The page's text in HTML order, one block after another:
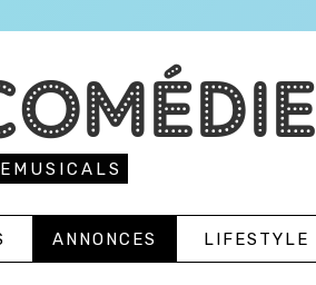
ANNONCES LIFESTYLE